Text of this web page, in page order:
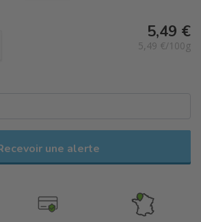
5,49 €
5,49 €/100g
une alerte